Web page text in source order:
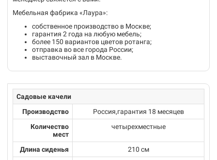
Мебельная фабрика «Лаура»:
собственное производство в Москве;
гарантия 2 года на любую мебель;
более 150 вариантов цветов ротанга;
отправка во все города России;
выставочный зал в Москве.
Садовые качели
Производство
Россия,гарантия 18 месяцев
Количество
мест
четырехместные
Длина сиденья
210 см